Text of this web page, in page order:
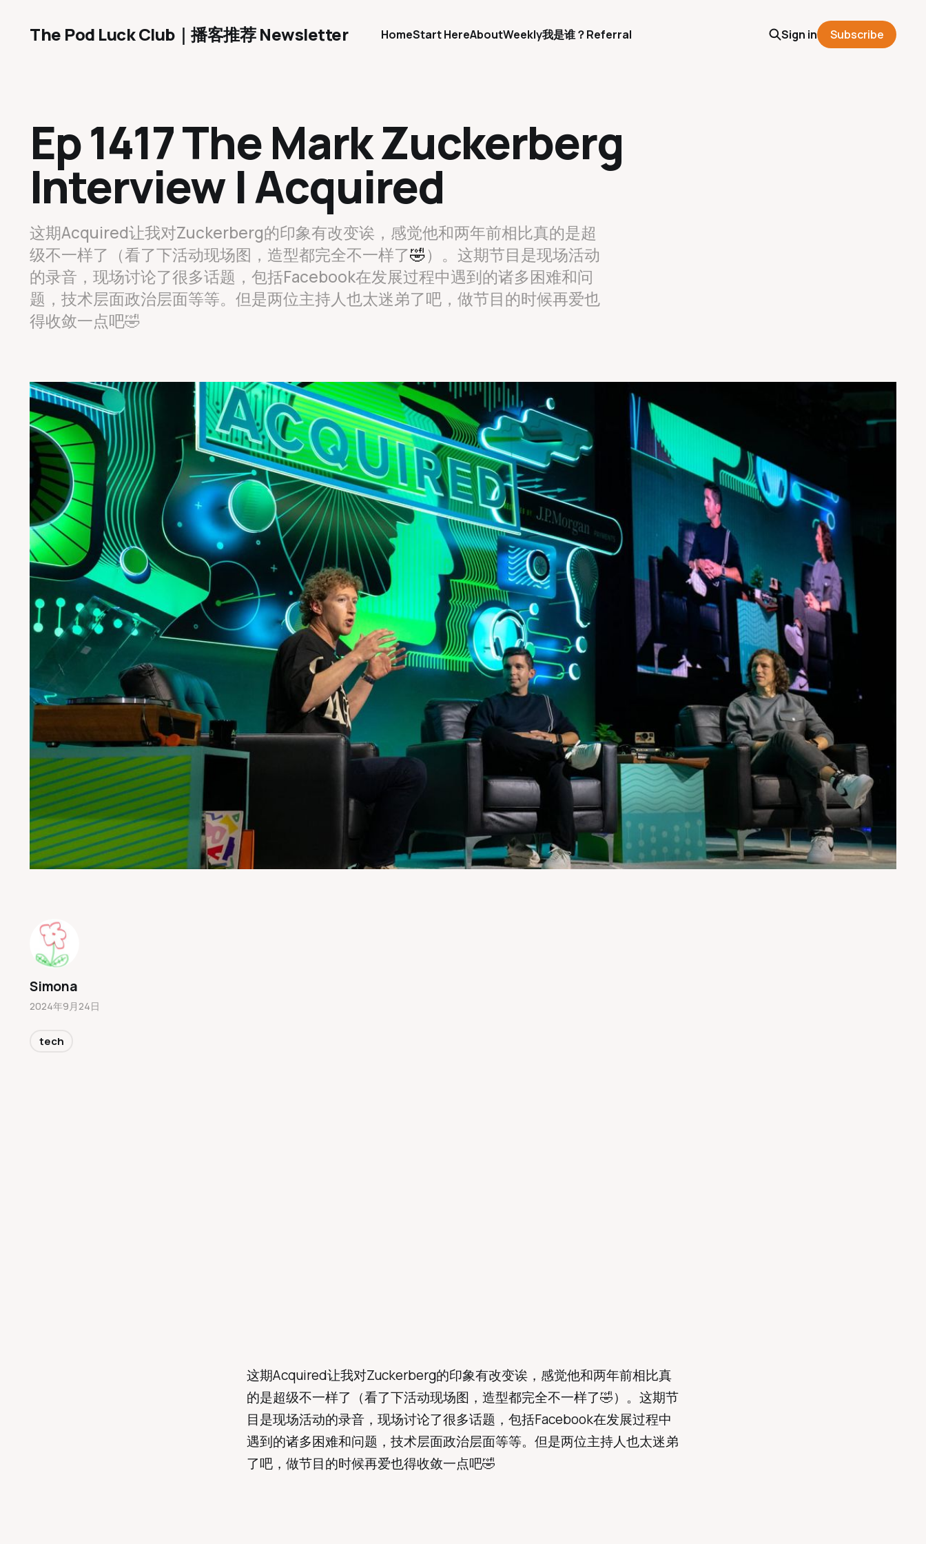
The Pod Luck Club｜播客推荐 Newsletter HomeStart HereAboutWeekly我是谁？Referral Sign in Subscribe
Ep 1417 The Mark Zuckerberg
Interview | Acquired
这期Acquired让我对Zuckerberg的印象有改变诶，感觉他和两年前相比真的是超
级不一样了（看了下活动现场图，造型都完全不一样了🤣）。这期节目是现场活动
的录音，现场讨论了很多话题，包括Facebook在发展过程中遇到的诸多困难和问
题，技术层面政治层面等等。但是两位主持人也太迷弟了吧，做节目的时候再爱也
得收敛一点吧🤣
这期Acquired让我对Zuckerberg的印象有改变诶，感觉他和两年前相比真
的是超级不一样了（看了下活动现场图，造型都完全不一样了🤣）。这期节
目是现场活动的录音，现场讨论了很多话题，包括Facebook在发展过程中
遇到的诸多困难和问题，技术层面政治层面等等。但是两位主持人也太迷弟
了吧，做节目的时候再爱也得收敛一点吧🤣
Simona
2024年9月24日
tech